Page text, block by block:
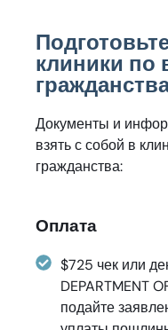
клиники по
Документы и
взять с собой в
гражданства:
Оплата
$725 чек или
DEPARTMENT
подайте